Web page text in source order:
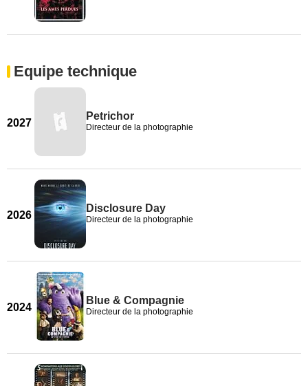
Equipe technique
2027
Petrichor
Directeur de la photographie
2026
Disclosure Day
Directeur de la photographie
2024
Blue & Compagnie
Directeur de la photographie